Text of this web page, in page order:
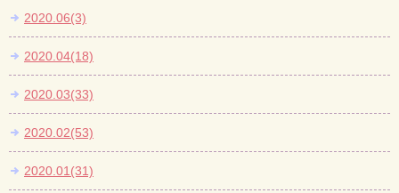
2020.06(3)
2020.04(18)
2020.03(33)
2020.02(53)
2020.01(31)